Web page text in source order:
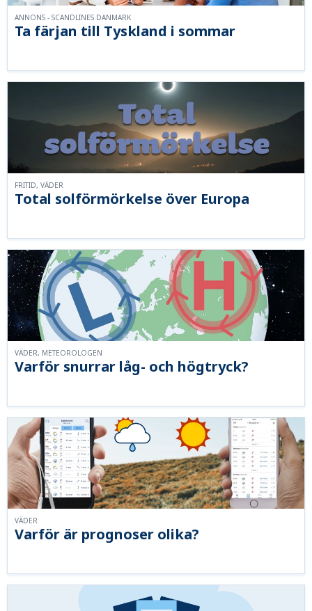
Ta färjan till Tyskland i sommar
ANNONS - SCANDLINES DANMARK
Total solförmörkelse över Europa
FRITID, VÄDER
Varför snurrar låg- och högtryck?
VÄDER, METEOROLOGEN
Varför är prognoser olika?
VÄDER